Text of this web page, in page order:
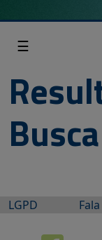
☰
Busca
LGPD